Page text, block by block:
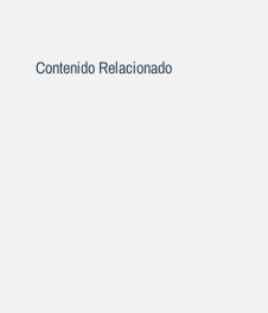
Contenido Relacionado